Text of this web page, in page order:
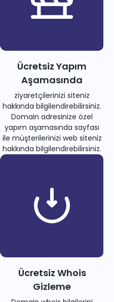
Ücretsiz Yapım
Aşamasında
ziyaretçilerinizi siteniz
hakkında bilgilendirebilirsiniz.
Domain adresinize özel
yapım aşamasında sayfası
ile müşterilerinizi web siteniz
hakkında bilgilendirebilirsiniz.
Ücretsiz Whois
Gizleme